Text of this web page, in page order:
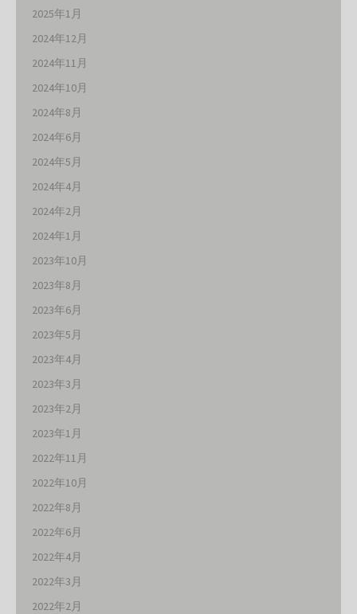
2025年1月
2024年12月
2024年11月
2024年10月
2024年8月
2024年6月
2024年5月
2024年4月
2024年2月
2024年1月
2023年10月
2023年8月
2023年6月
2023年5月
2023年4月
2023年3月
2023年2月
2023年1月
2022年11月
2022年10月
2022年8月
2022年6月
2022年4月
2022年3月
2022年2月